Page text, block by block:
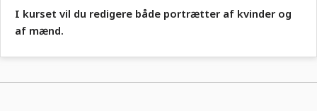
I kurset vil du redigere både portrætter af kvinder og
af mænd.